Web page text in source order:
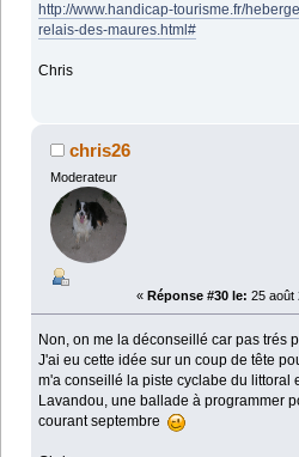
http://www.handicap-tourisme.fr/
relais-des-maures.html#
Chris
chris26
Moderateur
« Réponse #30 le: 25 août
Non, on me la déconseillé car pas
J'ai eu cette idée sur un coup de tête
m'a conseillé la piste cyclabe du littoral
Lavandou, une ballade à programmer
courant septembre